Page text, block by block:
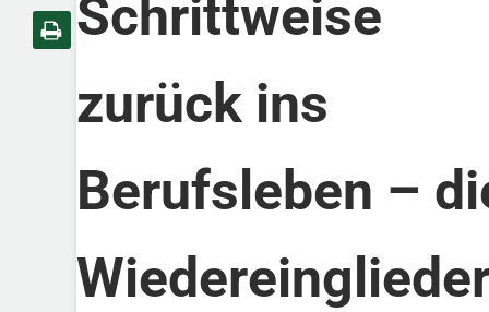
Schrittweise
zurück ins
Berufsleben –